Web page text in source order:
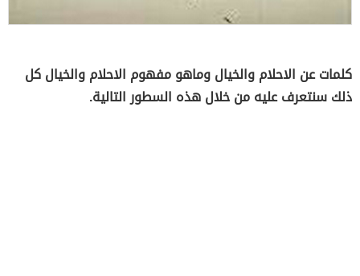
كلمات عن الاحلام والخيال وماهو مفهوم الاحلام والخيال كل
ذلك سنتعرف عليه من خلال هذه السطور التالية.